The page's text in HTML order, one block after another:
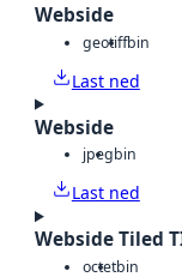
Webside
geotiffbin
Last ned
Webside
jpegbin
Last ned
Webside Tiled
octetbin